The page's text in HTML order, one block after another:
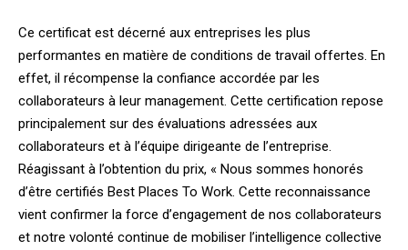
Ce certificat est décerné aux entreprises les plus
performantes en matière de conditions de travail offertes. En
effet, il récompense la confiance accordée par les
collaborateurs à leur management. Cette certification repose
principalement sur des évaluations adressées aux
collaborateurs et à l’équipe dirigeante de l’entreprise.
Réagissant à l’obtention du prix, « Nous sommes honorés
d’être certifiés Best Places To Work. Cette reconnaissance
vient confirmer la force d’engagement de nos collaborateurs
et notre volonté continue de mobiliser l’intelligence collective